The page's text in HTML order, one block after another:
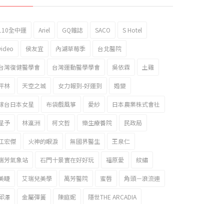
全中運 Ariel GQ雜誌 SACO S Hotel
侯友宜 內湖草莓季 台北醫院
灣復健醫學會 台灣運動醫學學會 吳依霖 土雞
林 天空之城 女力報到-好運到 婚變
台日本女星 布袋戲風箏 愛紗 日本農業株式會社
予 林瀛洲 柯文哲 樂生療養院 民政局
宏傑 火神的眼淚 無國界醫生 王泉仁
芳氣象站 石門十景實在好好玩 福原愛 紋繡
睫 艾瑞兒美學 萬芳醫院 蜜唇 角頭－浪流連
澤 金屬彈簧 陳庭妮 隱世THE ARCADIA